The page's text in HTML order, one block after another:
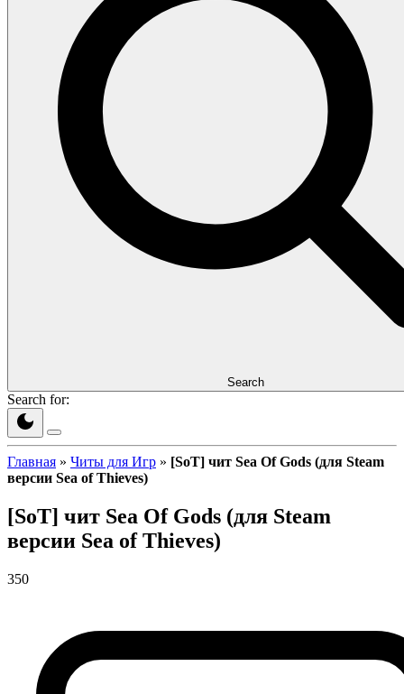
Search
Search for:
Главная » Читы для Игр » [SoT] чит Sea Of Gods (для Steam
версии Sea of Thieves)
[SoT] чит Sea Of Gods (для Steam
версии Sea of Thieves)
350